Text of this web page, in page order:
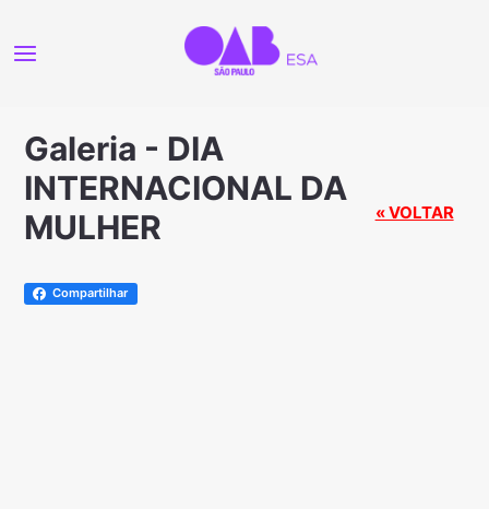
Galeria - DIA
INTERNACIONAL DA
MULHER
« VOLTAR
Compartilhar